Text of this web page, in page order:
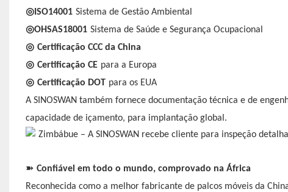
◎ISO14001 Sistema de Gestão Ambiental
◎OHSAS18001 Sistema de Saúde e Segurança Ocupacional
◎ Certificação CCC da China
◎ Certificação CE para a Europa
◎ Certificação DOT para os EUA
A SINOSWAN também fornece documentação técnica e de
capacidade de içamento, para implantação global.
➽ Confiável em todo o mundo, comprovado na África
Reconhecida como a melhor fabricante de palcos móveis da